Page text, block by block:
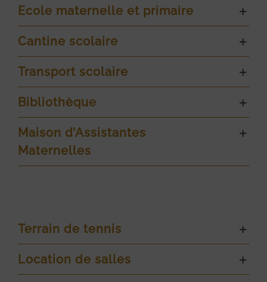
Ecole maternelle et primaire
Cantine scolaire
Transport scolaire
Bibliothèque
Maison d’Assistantes
Maternelles
Terrain de tennis
Location de salles